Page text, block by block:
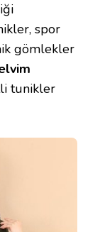
spor
gömlekler
tunikler